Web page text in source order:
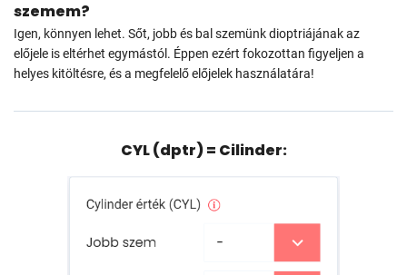
szemem?
Igen, könnyen lehet. Sőt, jobb és bal szemünk dioptriájának az
előjele is eltérhet egymástól. Éppen ezért fokozottan figyeljen a
helyes kitöltésre, és a megfelelő előjelek használatára!
CYL (dptr) = Cilinder: